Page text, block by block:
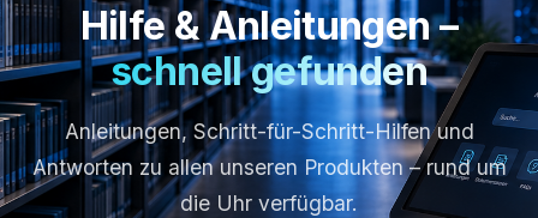
Hilfe & Anleitungen –
schnell gefunden
Anleitungen, Schritt-für-Schritt-Hilfen und
Antworten zu allen unseren Produkten – rund um
die Uhr verfügbar.